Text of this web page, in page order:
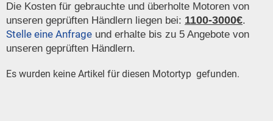
Die Kosten für gebrauchte und überholte Motoren von
unseren geprüften Händlern liegen bei: 1100-3000€.
Stelle eine Anfrage und erhalte bis zu 5 Angebote von
unseren geprüften Händlern.
Es wurden keine Artikel für diesen Motortyp gefunden.